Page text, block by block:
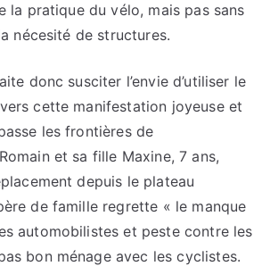
la pratique du vélo, mais pas sans
nécesité de structures.
donc susciter l’envie d’utiliser le
cette manifestation joyeuse et
les frontières de
et sa fille Maxine, 7 ans,
depuis le plateau
de famille regrette « le manque
automobilistes et peste contre les
bon ménage avec les cyclistes.